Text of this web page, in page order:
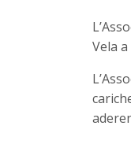
Vela